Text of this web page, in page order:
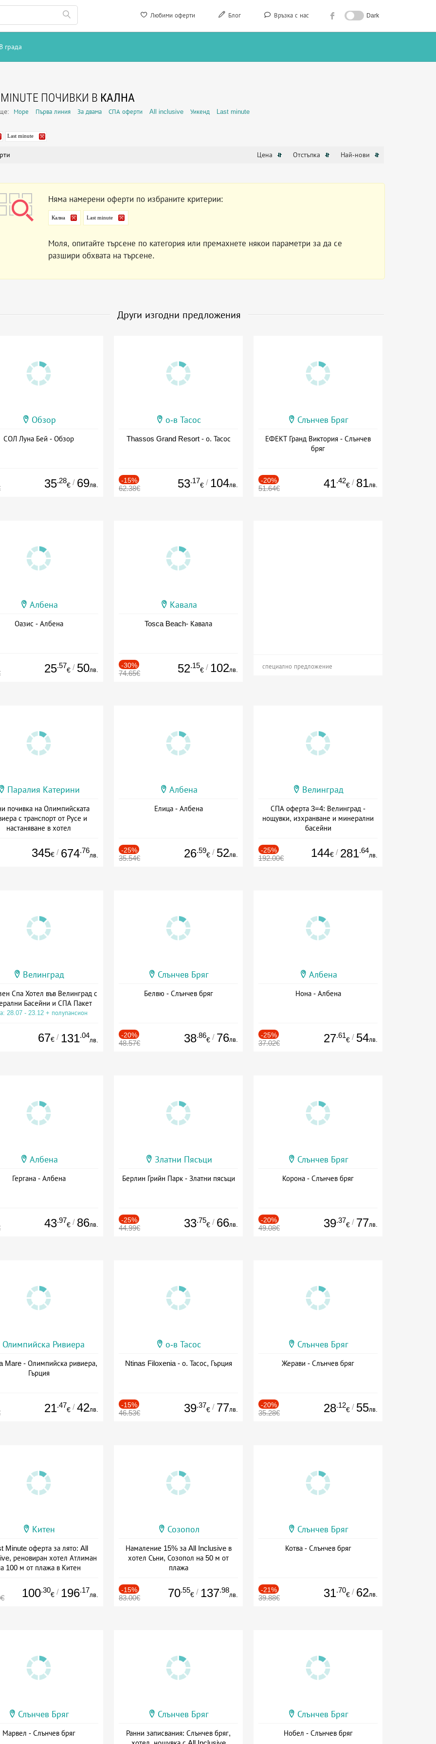
Любими оферти Блог Връзка с нас Dark
В града
MINUTE ПОЧИВКИ В КАЛНА
Море Първа линия За двама СПА оферти All inclusive Уикенд Last minute
Last minute
Цена Отстъпка Най-нови
Няма намерени оферти по избраните критерии:
Кална Last minute
Моля, опитайте търсене по категория или премахнете някои параметри за да се
разшири обхвата на търсене.
Други изгодни предложения
Обзор
СОЛ Луна Бей - Обзор
35.28
€ / 69лв.
о-в Тасос
Thassos Grand Resort - о. Тасос
-15%
62.38€ 53.17
€ / 104лв.
Слънчев Бряг
ЕФЕКТ Гранд Виктория - Слънчев
бряг
-20%
51.64€ 41.42
€ / 81лв.
Албена
Оазис - Албена
25.57
€ / 50лв.
Кавала
Tosca Beach- Кавала
-30%
74.65€ 52.15
€ / 102лв. специално предложение
Паралия Катерини
почивка на Олимпийската
с транспорт от Русе и
настаняване в хотел
345€ / 674.76
лв.
Албена
Елица - Албена
-25%
35.54€ 26.59
€ / 52лв.
Велинград
СПА оферта 3=4: Велинград -
нощувки, изхранване и минерални
басейни
-25%
192.00€ 144€ / 281.64
лв.
Велинград
Спа Хотел във Велинград с
Басейни и СПА Пакет
28.07 - 23.12 + полупансион
67€ / 131.04
лв.
Слънчев Бряг
Белвю - Слънчев бряг
-20%
48.57€ 38.86
€ / 76лв.
Албена
Нона - Албена
-25%
37.02€ 27.61
€ / 54лв.
Албена
Гергана - Албена
43.97
€ / 86лв.
Златни Пясъци
Берлин Грийн Парк - Златни пясъци
-25%
44.99€ 33.75
€ / 66лв.
Слънчев Бряг
Корона - Слънчев бряг
-20%
49.08€ 39.37
€ / 77лв.
Олимпийска Ривиера
Mare - Олимпийска ривиера,
Гърция
21.47
€ / 42лв.
о-в Тасос
Ntinas Filoxenia - о. Тасос, Гърция
-15%
46.53€ 39.37
€ / 77лв.
Слънчев Бряг
Жерави - Слънчев бряг
-20%
35.28€ 28.12
€ / 55лв.
Китен
Minute оферта за лято: All
реновиран хотел Атлиман
100 м от плажа в Китен
100.30
€ / 196.17
лв.
Созопол
Намаление 15% за All Inclusive в
хотел Съни, Созопол на 50 м от
плажа
-15%
83.00€ 70.55
€ / 137.98
лв.
Слънчев Бряг
Котва - Слънчев бряг
-21%
39.88€ 31.70
€ / 62лв.
Слънчев Бряг
Марвел - Слънчев бряг
Слънчев Бряг
Ранни записвания: Слънчев бряг,
Слънчев Бряг
Нобел - Слънчев бряг